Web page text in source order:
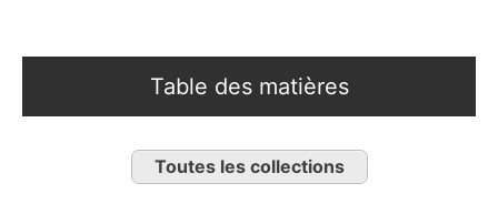
Table des matières
Toutes les collections